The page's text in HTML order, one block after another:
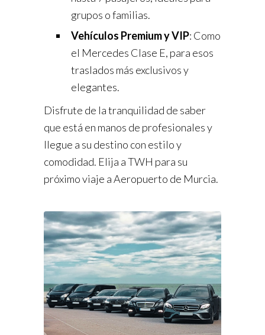
grupos o familias.
Vehículos Premium y VIP: Como
el Mercedes Clase E, para esos
traslados más exclusivos y
elegantes.
Disfrute de la tranquilidad de saber
que está en manos de profesionales y
llegue a su destino con estilo y
comodidad. Elija a TWH para su
próximo viaje a Aeropuerto de Murcia.